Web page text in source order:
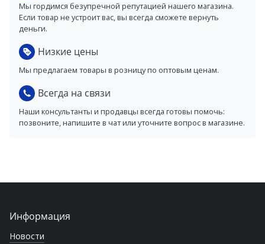
Мы гордимся безупречной репутацией нашего магазина.
Если товар не устроит вас, вы всегда сможете вернуть
деньги.
Низкие цены
Мы предлагаем товары в розницу по оптовым ценам.
Всегда на связи
Наши консультанты и продавцы всегда готовы помочь:
позвоните, напишите в чат или уточните вопрос в магазине.
Информация
Новости